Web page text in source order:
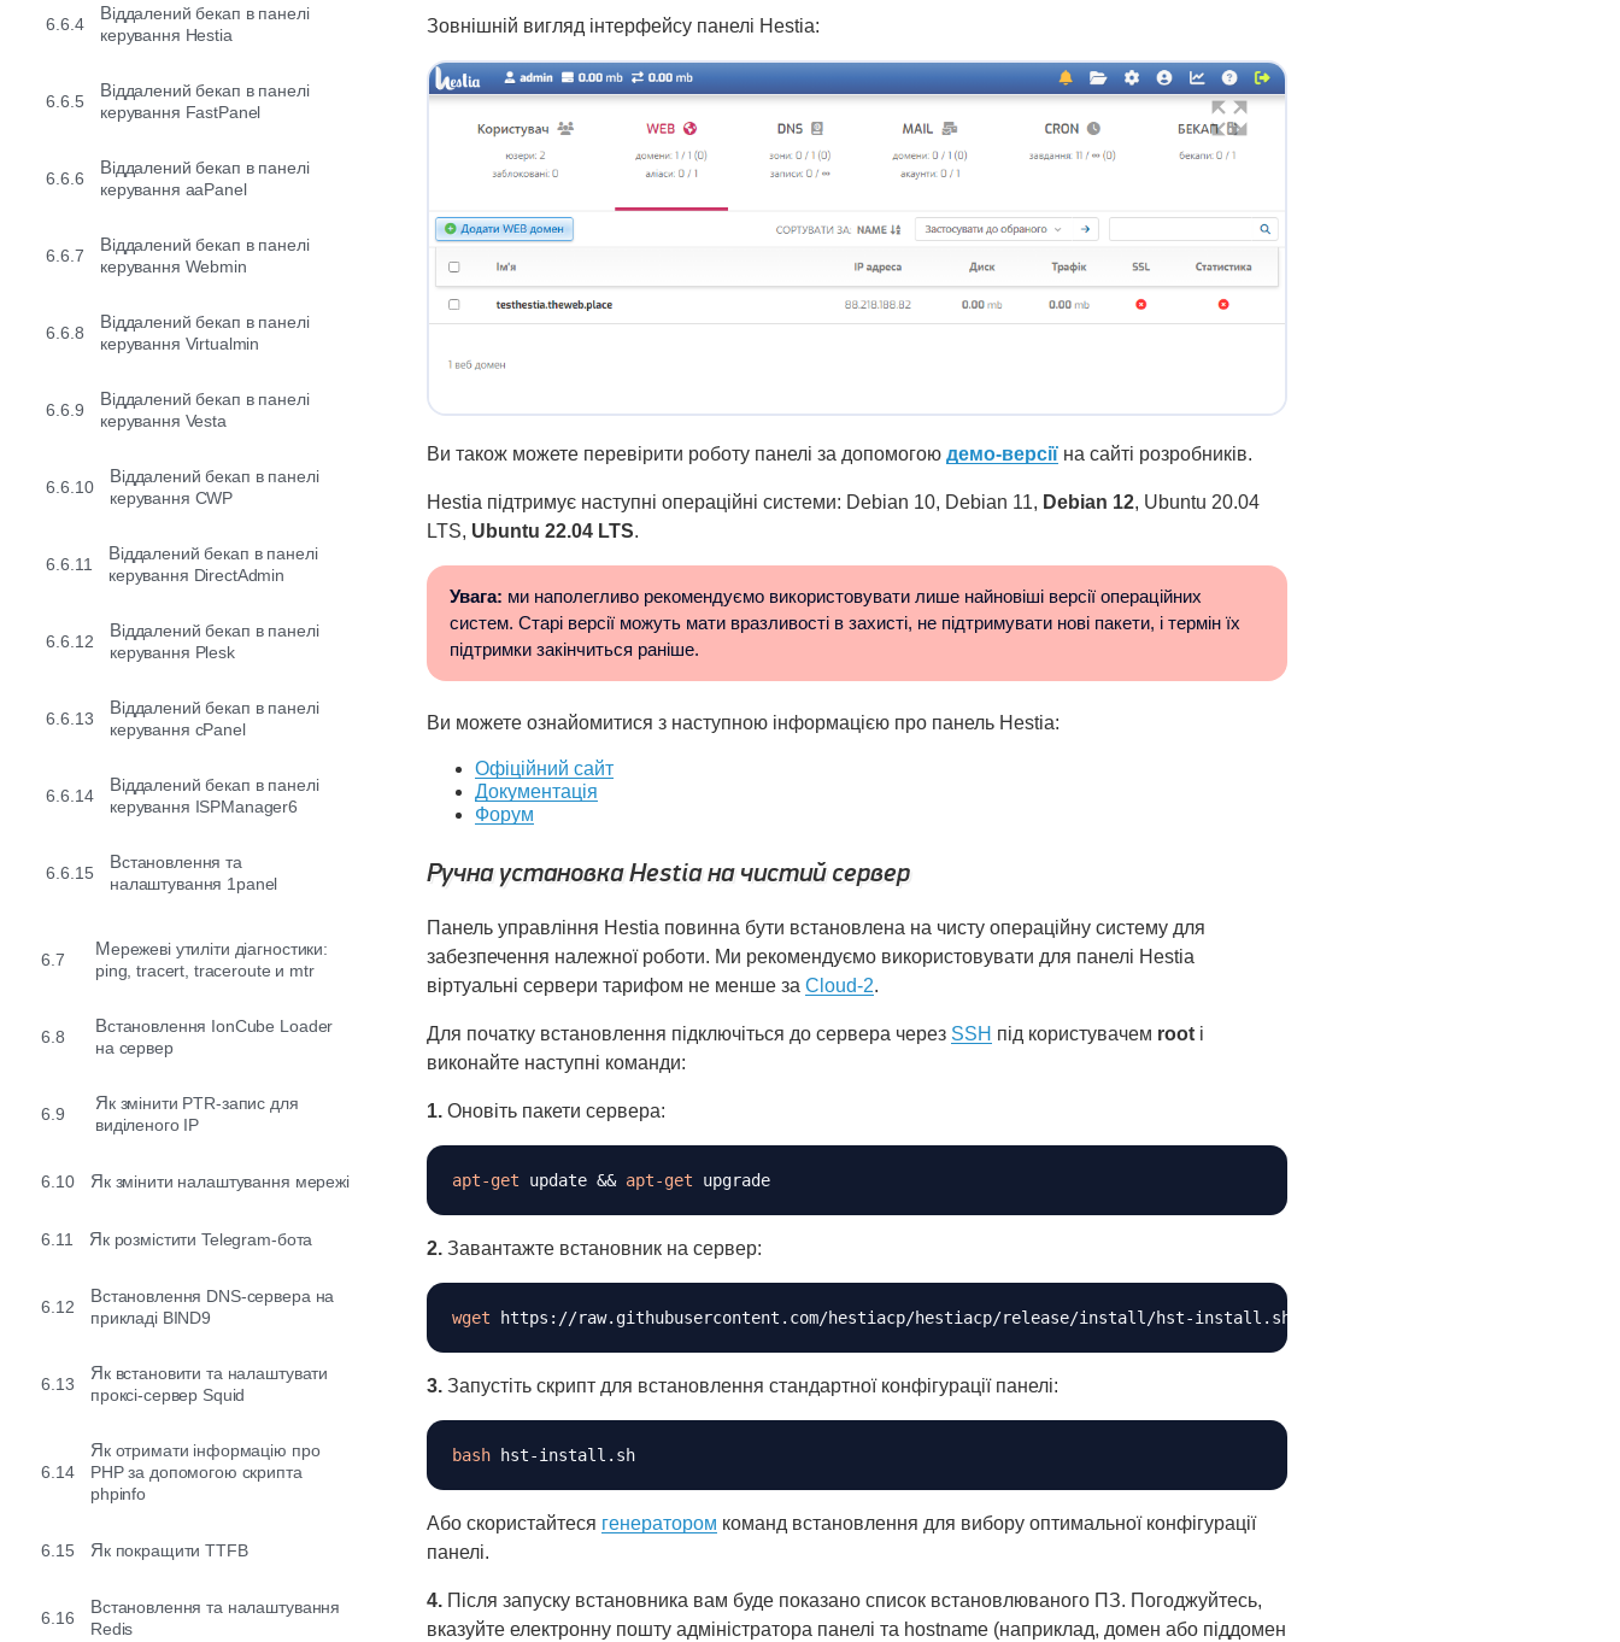
6.6.4
Віддалений бекап в панелі
керування Hestia
6.6.5
Віддалений бекап в панелі
керування FastPanel
6.6.6
Віддалений бекап в панелі
керування aaPanel
6.6.7
Віддалений бекап в панелі
керування Webmin
6.6.8
Віддалений бекап в панелі
керування Virtualmin
6.6.9
Віддалений бекап в панелі
керування Vesta
6.6.10
Віддалений бекап в панелі
керування CWP
6.6.11
Віддалений бекап в панелі
керування DirectAdmin
6.6.12
Віддалений бекап в панелі
керування Plesk
6.6.13
Віддалений бекап в панелі
керування cPanel
6.6.14
Віддалений бекап в панелі
керування ISPManager6
6.6.15
Встановлення та
налаштування 1panel
6.7
Мережеві утиліти діагностики:
ping, tracert, traceroute и mtr
6.8
Встановлення IonCube Loader
на сервер
6.9
Як змінити PTR-запис для
виділеного IP
6.10 Як змінити налаштування мережі
6.11 Як розмістити Telegram-бота
6.12
Встановлення DNS-сервера на
прикладі BIND9
6.13
Як встановити та налаштувати
проксі-сервер Squid
6.14
Як отримати інформацію про
PHP за допомогою скрипта
phpinfo
6.15 Як покращити TTFB
6.16
Встановлення та налаштування
Redis
Зовнішній вигляд інтерфейсу панелі Hestia:
Ви також можете перевірити роботу панелі за допомогою демо-версії на сайті розробників.
Hestia підтримує наступні операційні системи: Debian 10, Debian 11, Debian 12, Ubuntu 20.04
LTS, Ubuntu 22.04 LTS.
Увага: ми наполегливо рекомендуємо використовувати лише найновіші версії операційних
систем. Старі версії можуть мати вразливості в захисті, не підтримувати нові пакети, і термін їх
підтримки закінчиться раніше.
Ви можете ознайомитися з наступною інформацією про панель Hestia:
Офіційний сайт
Документація
Форум
Ручна установка Hestia на чистий сервер
Панель управління Hestia повинна бути встановлена на чисту операційну систему для
забезпечення належної роботи. Ми рекомендуємо використовувати для панелі Hestia
віртуальні сервери тарифом не менше за Cloud-2.
Для початку встановлення підключіться до сервера через SSH під користувачем root і
виконайте наступні команди:
1. Оновіть пакети сервера:
apt-get update && apt-get
2. Завантажте встановник на сервер:
wget Копіювати
3. Запустіть скрипт для встановлення стандартної конфігурації панелі:
bash
Або скористайтеся генератором команд встановлення для вибору оптимальної конфігурації
панелі.
4. Після запуску встановника вам буде показано список встановлюваного ПЗ. Погоджуйтесь,
вказуйте електронну пошту адміністратора панелі та hostname (наприклад, домен або піддомен